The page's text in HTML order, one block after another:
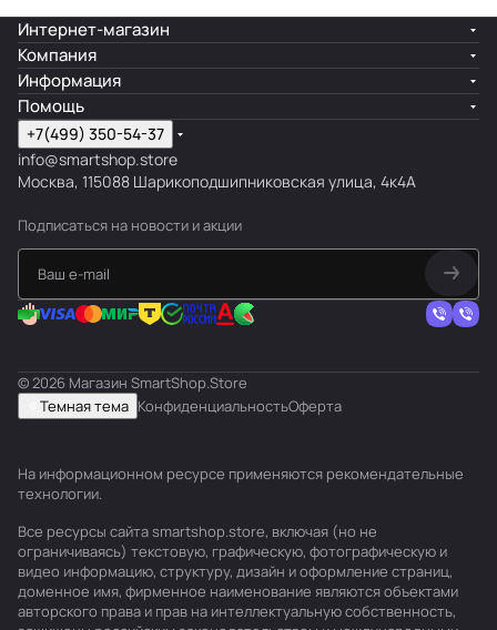
Интернет-магазин
Компания
Информация
Помощь
+7(499) 350-54-37
info@smartshop.store
Москва, 115088 Шарикоподшипниковская улица, 4к4А
Подписаться на новости и акции
© 2026 Магазин SmartShop.Store
Темная тема КонфиденциальностьОферта
На информационном ресурсе применяются рекомендательные
технологии.
Все ресурсы сайта smartshop.store, включая (но не
ограничиваясь) текстовую, графическую, фотографическую и
видео информацию, структуру, дизайн и оформление страниц,
доменное имя, фирменное наименование являются объектами
авторского права и прав на интеллектуальную собственность,